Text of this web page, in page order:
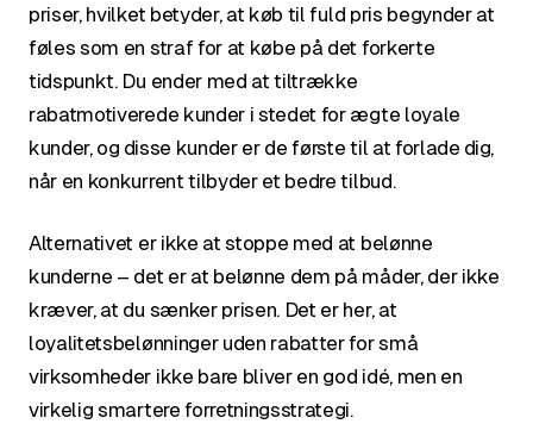
priser, hvilket betyder, at køb til fuld pris begynder at
føles som en straf for at købe på det forkerte
tidspunkt. Du ender med at tiltrække
rabatmotiverede kunder i stedet for ægte loyale
kunder, og disse kunder er de første til at forlade dig,
når en konkurrent tilbyder et bedre tilbud.
Alternativet er ikke at stoppe med at belønne
kunderne – det er at belønne dem på måder, der ikke
kræver, at du sænker prisen. Det er her, at
loyalitetsbelønninger uden rabatter for små
virksomheder ikke bare bliver en god idé, men en
virkelig smartere forretningsstrategi.